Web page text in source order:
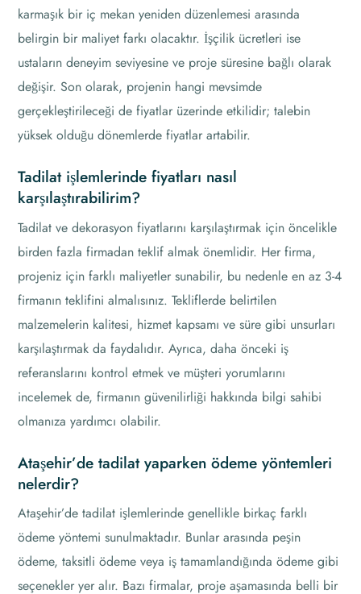
karmaşık bir iç mekan yeniden düzenlemesi arasında
belirgin bir maliyet farkı olacaktır. İşçilik ücretleri ise
ustaların deneyim seviyesine ve proje süresine bağlı olarak
değişir. Son olarak, projenin hangi mevsimde
gerçekleştirileceği de fiyatlar üzerinde etkilidir; talebin
yüksek olduğu dönemlerde fiyatlar artabilir.
Tadilat işlemlerinde fiyatları nasıl
karşılaştırabilirim?
Tadilat ve dekorasyon fiyatlarını karşılaştırmak için öncelikle
birden fazla firmadan teklif almak önemlidir. Her firma,
projeniz için farklı maliyetler sunabilir, bu nedenle en az 3-4
firmanın teklifini almalısınız. Tekliflerde belirtilen
malzemelerin kalitesi, hizmet kapsamı ve süre gibi unsurları
karşılaştırmak da faydalıdır. Ayrıca, daha önceki iş
referanslarını kontrol etmek ve müşteri yorumlarını
incelemek de, firmanın güvenilirliği hakkında bilgi sahibi
olmanıza yardımcı olabilir.
Ataşehir’de tadilat yaparken ödeme yöntemleri
nelerdir?
Ataşehir’de tadilat işlemlerinde genellikle birkaç farklı
ödeme yöntemi sunulmaktadır. Bunlar arasında peşin
ödeme, taksitli ödeme veya iş tamamlandığında ödeme gibi
seçenekler yer alır. Bazı firmalar, proje aşamasında belli bir